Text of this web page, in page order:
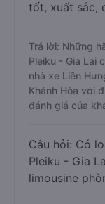
tốt, xuất sắc,
Trả lời: Những
Pleiku - Gia Lai
nhà xe Liên
Khánh Hòa với
đánh giá của
Câu hỏi: Có
Pleiku - Gia
limousine